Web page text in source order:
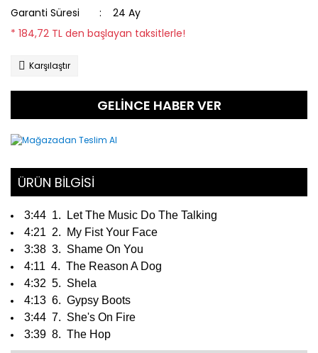
Garanti Süresi
24 Ay
* 184,72 TL den başlayan taksitlerle!
Karşılaştır
GELİNCE HABER VER
ÜRÜN BİLGİSİ
3:44 1. Let The Music Do The Talking
4:21 2. My Fist Your Face
3:38 3. Shame On You
4:11 4. The Reason A Dog
4:32 5. Shela
4:13 6. Gypsy Boots
3:44 7. She's On Fire
3:39 8. The Hop